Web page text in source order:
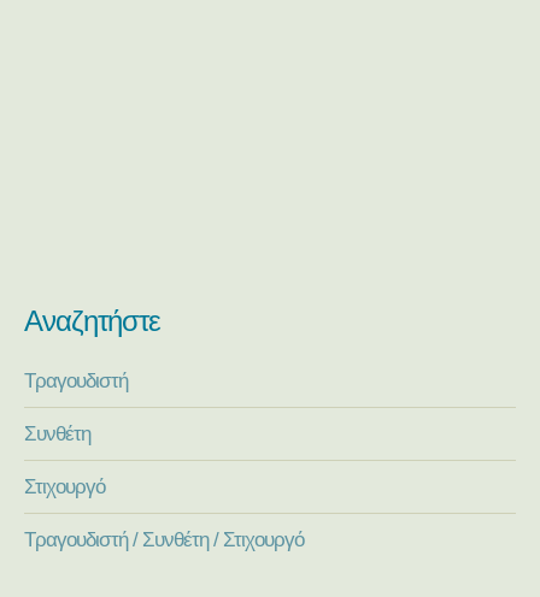
Αναζητήστε
Τραγουδιστή
Συνθέτη
Στιχουργό
Τραγουδιστή / Συνθέτη / Στιχουργό